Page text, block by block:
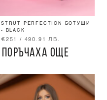
STRUT PERFECTION БОТУШИ
- BLACK
€251 / 490.91 ЛВ.
ПОРЪЧАХА ОЩЕ